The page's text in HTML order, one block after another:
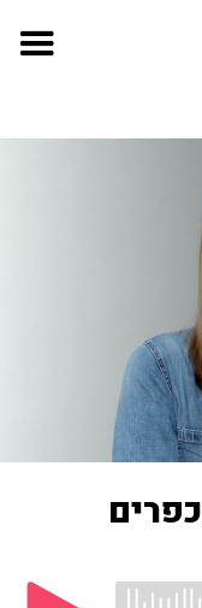
"כבר עכשיו מפנים 52 כפרים